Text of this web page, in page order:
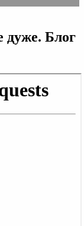
дуже. Блог